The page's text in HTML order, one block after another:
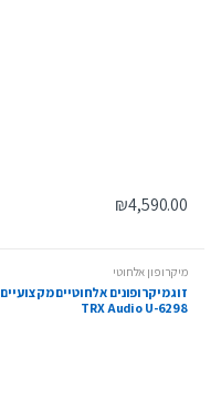
₪4,590.00
מיקרופון אלחוטי
זוג מיקרופונים אלחוטיים מקצועיים
TRX Audio U-6298